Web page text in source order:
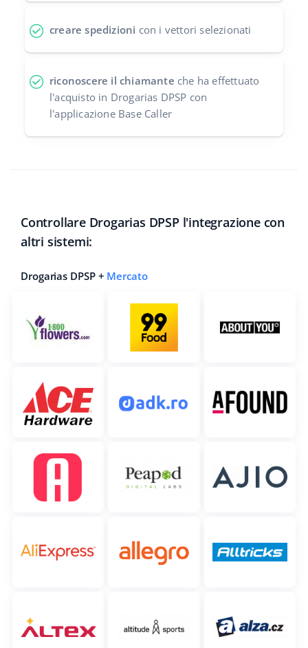
creare spedizioni con i vettori selezionati
riconoscere il chiamante che ha effettuato
l'acquisto in Drogarias DPSP con
l'applicazione Base Caller
Controllare Drogarias DPSP l'integrazione con
altri sistemi:
Drogarias DPSP + Mercato